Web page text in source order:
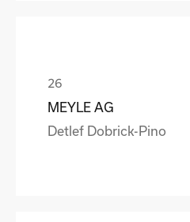
MEYLE AG
Detlef Dobrick-Pino